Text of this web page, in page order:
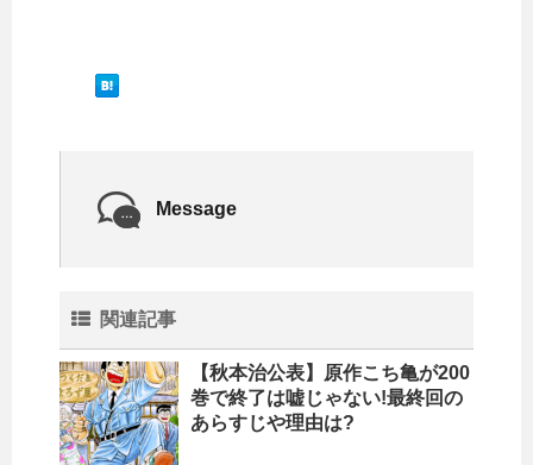
Message
関連記事
【秋本治公表】原作こち亀が200
巻で終了は嘘じゃない!最終回の
あらすじや理由は?